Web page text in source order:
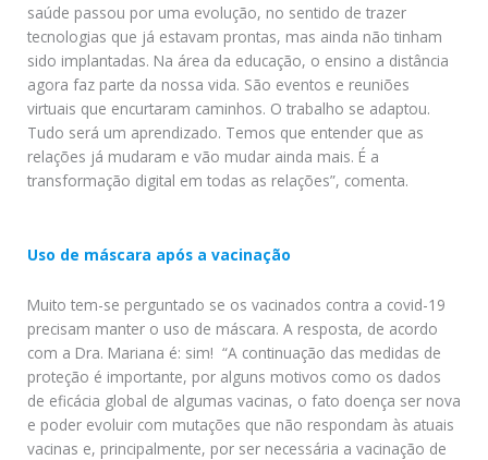
saúde passou por uma evolução, no sentido de trazer
tecnologias que já estavam prontas, mas ainda não tinham
sido implantadas. Na área da educação, o ensino a distância
agora faz parte da nossa vida. São eventos e reuniões
virtuais que encurtaram caminhos. O trabalho se adaptou.
Tudo será um aprendizado. Temos que entender que as
relações já mudaram e vão mudar ainda mais. É a
transformação digital em todas as relações”, comenta.
Uso de máscara após a vacinação
Muito tem-se perguntado se os vacinados contra a covid-19
precisam manter o uso de máscara. A resposta, de acordo
com a Dra. Mariana é: sim! “A continuação das medidas de
proteção é importante, por alguns motivos como os dados
de eficácia global de algumas vacinas, o fato doença ser nova
e poder evoluir com mutações que não respondam às atuais
vacinas e, principalmente, por ser necessária a vacinação de